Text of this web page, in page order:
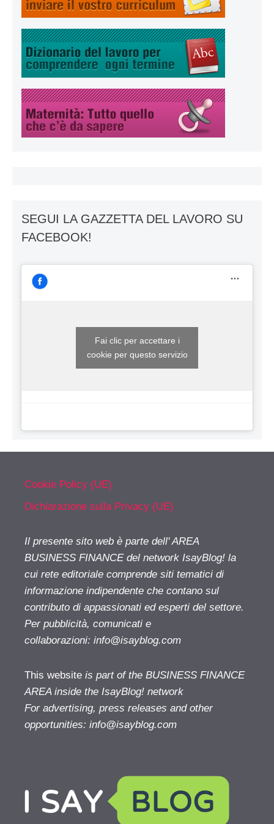
SEGUI LA GAZZETTA DEL LAVORO SU
FACEBOOK!
Fai clic per accettare i
cookie per questo servizio
Cookie Policy (UE)
Dichiarazione sulla Privacy (UE)
Il presente sito web è parte dell' AREA
BUSINESS FINANCE del network IsayBlog! la
cui rete editoriale comprende siti tematici di
informazione indipendente che contano sul
contributo di appassionati ed esperti del settore.
Per pubblicità, comunicati e
collaborazioni: info@isayblog.com
This website is part of the BUSINESS FINANCE
AREA inside the IsayBlog! network
For advertising, press releases and other
opportunities: info@isayblog.com